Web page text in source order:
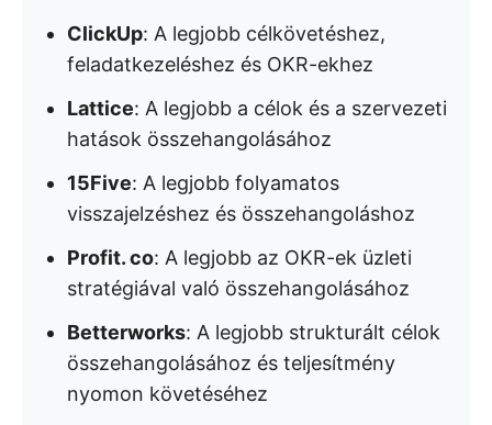
ClickUp: A legjobb célkövetéshez,
feladatkezeléshez és OKR-ekhez
Lattice: A legjobb a célok és a szervezeti
hatások összehangolásához
15Five: A legjobb folyamatos
visszajelzéshez és összehangoláshoz
Profit. co: A legjobb az OKR-ek üzleti
stratégiával való összehangolásához
Betterworks: A legjobb strukturált célok
összehangolásához és teljesítmény
nyomon követéséhez